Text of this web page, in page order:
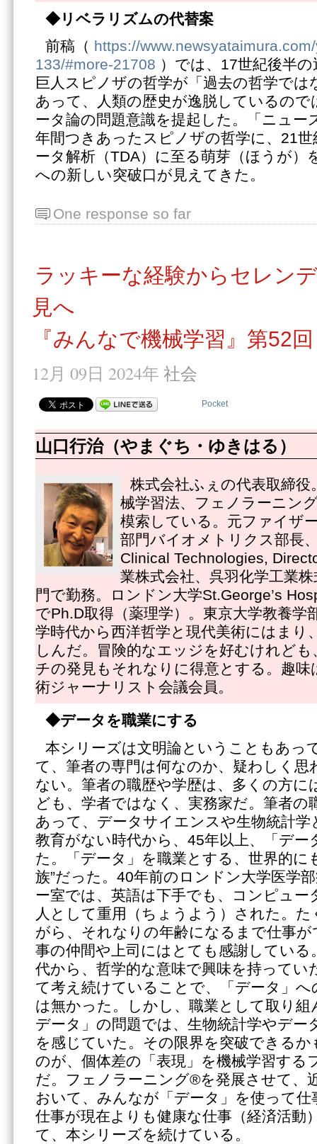
◆リベラリズムの代替案
前稿（ https://
133/#more-21708 ）では、17世紀後半
巨人スピノザの哲学が「過去の哲学では
あって、人類の歴史が逸脱しているの
ータ論の問題意識を提起した。「ニュー
年間つきあったスピノザの哲学に、21
ータ解析（TDA）に至る萌芽（ほうが）
への新しい突破口が見えてきた。
One response so far
ラッキーな経験からセレン
見へ
『みんなで機械学習』第52回
12月 09日 2024年 社会
Pocket
山口行治（やまぐち・ゆきはる）
株式会社ふぇの代表取締
械学習法、フェノラーニン
模索している。元ファイザ
部門バイオメトリクス部長
Clinical Technologies,
業株式会社、呉羽化学工業
門で勤務。ロンドン大学St.George’s
でPh.D取得（薬理学）。東京大学教養学
学時代から西洋哲学と現代美術にはまり
しんだ。冒険的なエッジを好むけれど
チの発見もそれなりに得意とする。趣味
術ジャーナリスト会議会員。
◆データを職業にする
本シリーズは文明論ということもあっ
て、筆者の専門は何なのか、疑わしく
ない。筆者の職歴や学歴は、多くの方に
ども、学者ではなく、実務家だ。筆者の
あって、データサイエンスや生物統計学
教育がない時代から、45年以上、「デー
た。「データ」を職業とする、世界的に
族”だった。40年前のロンドン大学医学
ー室では、英語は下手でも、コンピュー
人として重用（ちょうよう）された。
がら、それなりの年齢になるまで仕事
事の仲間や上司にはとても感謝している
代から、哲学的な意味で興味を持ってい
て考え続けていることで、「データ」
は無かった。しかし、職業として取り組
データ」の問題では、生物統計学やデー
を感じていた。その限界を突破できる
のが、個体差の「表現」を機械学習する
だ。フェノラーニング®を発展させて、
おいて、みんなが「データ」を使って
仕事が現在よりも健康な仕事（経済活動
て、本シリーズを続けている。